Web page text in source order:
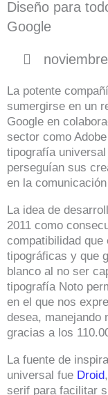
Diseño para
Google
La potente
sumergirse en un
Google en
sector como
tipografía
perseguían sus
en la
La idea de
2011 como
compatibilidad
tipográficas y que
blanco al no ser
tipografía Noto
en el que nos
desea, manejando
gracias a los
La fuente de
universal fue Droid
serif para facilitar